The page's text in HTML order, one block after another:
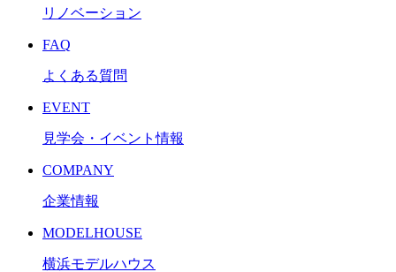
リノベーション
FAQ
よくある質問
EVENT
見学会・イベント情報
COMPANY
企業情報
MODELHOUSE
横浜モデルハウス